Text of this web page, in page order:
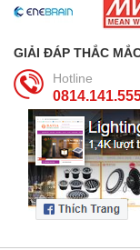
GIẢI ĐÁP THẮC
Hotline